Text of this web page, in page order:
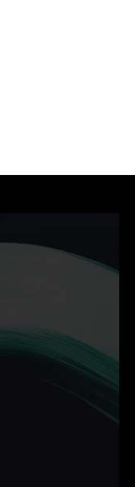
jouw
met
volgende stap